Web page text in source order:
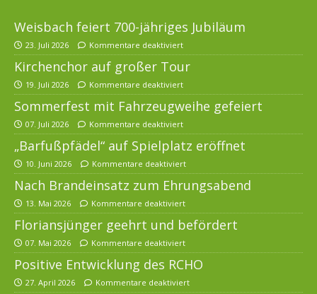
Weisbach feiert 700-jähriges Jubiläum
23. Juli 2026 Kommentare deaktiviert
Kirchenchor auf großer Tour
19. Juli 2026 Kommentare deaktiviert
Sommerfest mit Fahrzeugweihe gefeiert
07. Juli 2026 Kommentare deaktiviert
„Barfußpfädel“ auf Spielplatz eröffnet
10. Juni 2026 Kommentare deaktiviert
Nach Brandeinsatz zum Ehrungsabend
13. Mai 2026 Kommentare deaktiviert
Floriansjünger geehrt und befördert
07. Mai 2026 Kommentare deaktiviert
Positive Entwicklung des RCHO
27. April 2026 Kommentare deaktiviert